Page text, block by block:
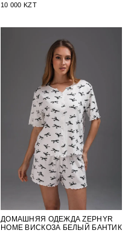
10 000 KZT
ДОМАШНЯЯ ОДЕЖДА ZEPHYR
HOME ВИСКОЗА БЕЛЫЙ БАНТИК